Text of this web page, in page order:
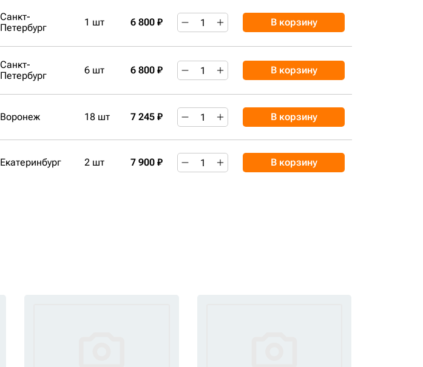
Санкт-
Петербург
1 шт 6 800 ₽ В корзину
Санкт-
Петербург
6 шт 6 800 ₽ В корзину
Воронеж 18 шт 7 245 ₽ В корзину
Екатеринбург 2 шт 7 900 ₽ В корзину